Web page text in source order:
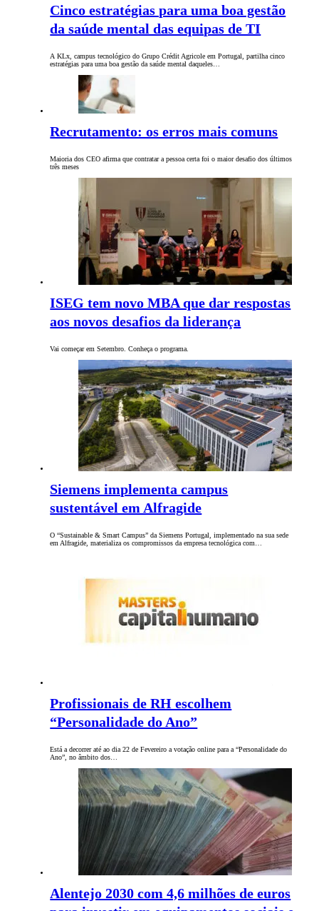
Cinco estratégias para uma boa gestão
da saúde mental das equipas de TI
A KLx, campus tecnológico do Grupo Crédit Agricole em Portugal, partilha cinco
estratégias para uma boa gestão da saúde mental daqueles…
Recrutamento: os erros mais comuns
Maioria dos CEO afirma que contratar a pessoa certa foi o maior desafio dos últimos
três meses
ISEG tem novo MBA que dar respostas
aos novos desafios da liderança
Vai começar em Setembro. Conheça o programa.
Siemens implementa campus
sustentável em Alfragide
O “Sustainable & Smart Campus” da Siemens Portugal, implementado na sua sede
em Alfragide, materializa os compromissos da empresa tecnológica com…
Profissionais de RH escolhem
“Personalidade do Ano”
Está a decorrer até ao dia 22 de Fevereiro a votação online para a “Personalidade do
Ano”, no âmbito dos…
Alentejo 2030 com 4,6 milhões de euros